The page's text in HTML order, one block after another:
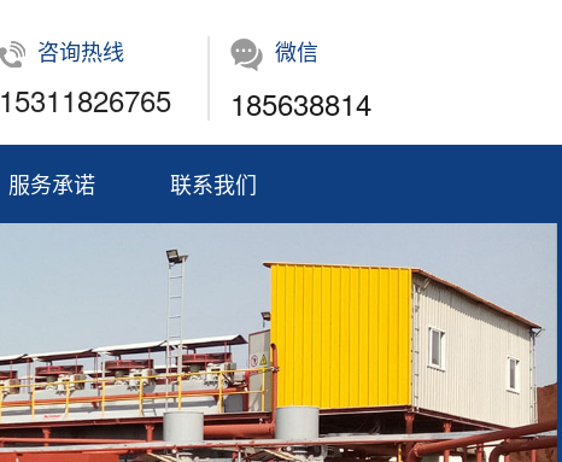
咨询热线
15311826765
微信
185638814
服务承诺 联系我们